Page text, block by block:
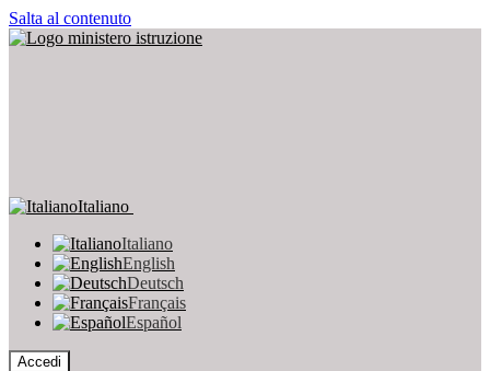
Salta al contenuto
Italiano
Italiano
English
Deutsch
Français
Español
Accedi